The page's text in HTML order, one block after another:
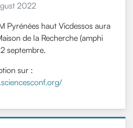
2022
Pyrénées haut Vicdessos aura
de la Recherche (amphi
septembre.
sur :